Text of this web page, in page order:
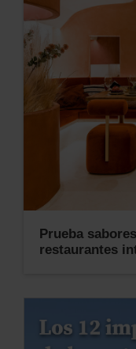
Prueba
restaurantes